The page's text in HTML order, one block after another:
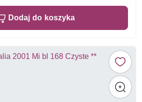
Dodaj do koszyka